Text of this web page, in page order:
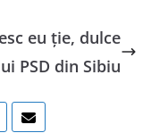
eu ţie, dulce
PSD din Sibiu